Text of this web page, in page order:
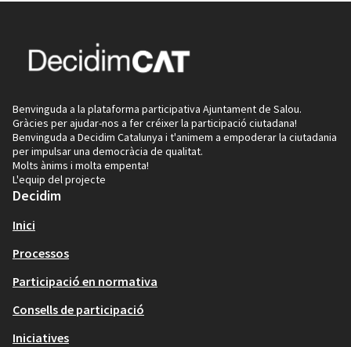
Benvinguda a la plataforma participativa Ajuntament de Salou.
Gràcies per ajudar-nos a fer créixer la participació ciutadana!
Benvinguda a Decidim Catalunya i t'animem a empoderar la ciutadania
per impulsar una democràcia de qualitat.
Molts ànims i molta empenta!
L'equip del projecte
Decidim
Inici
Processos
Participació en normativa
Consells de participació
Iniciatives